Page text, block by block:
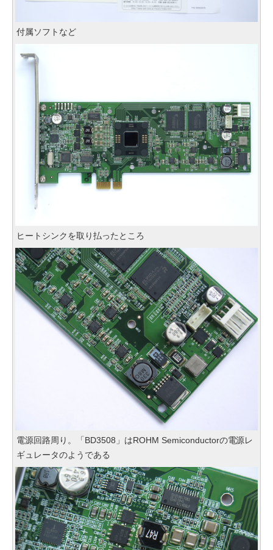
付属ソフトなど
ヒートシンクを取り払ったところ
電源回路周り。「BD3508」はROHM Semiconductorの電源レ
ギュレータのようである